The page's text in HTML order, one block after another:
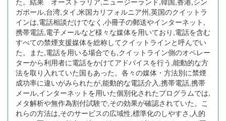
ガポール,台湾,タイ,米国カリフォルニア州,英国のクイットラ
インは,電話相談だけでなく,小冊子の郵送やインターネット,
携帯電話,電子メールなど様々な媒体を用いており,電話を含む
すべての禁煙支援媒体を総称してクイットラインと呼んでい
た。また,電話を用いる場合でも,クイットライン側のオペレー
ターから利用者に電話をかけてアドバイスを行う,能動的な方
法を取り入れていた国もあった。各々の媒体・方法別に禁煙
成功率に違いがみられたが,能動的な電話介入,携帯電話,携帯
メール,インターネットを用いた個別化されたプログラムでは,
メタ解析や無作為割付試験で,その効果が確認されていた。こ
れらの方法は,そのサービスの広域性,標準化のしやすさ,人的